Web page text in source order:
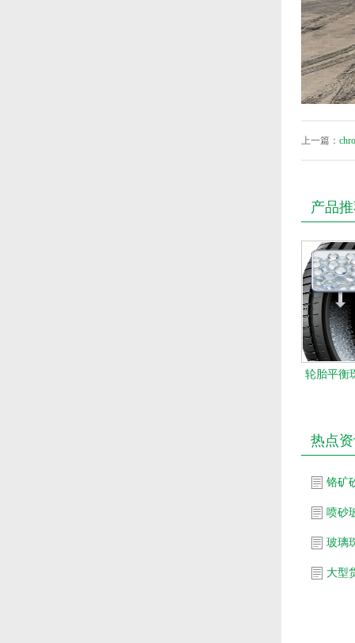
上一篇：
产品
轮胎平衡
热点
铬矿
喷砂
玻璃